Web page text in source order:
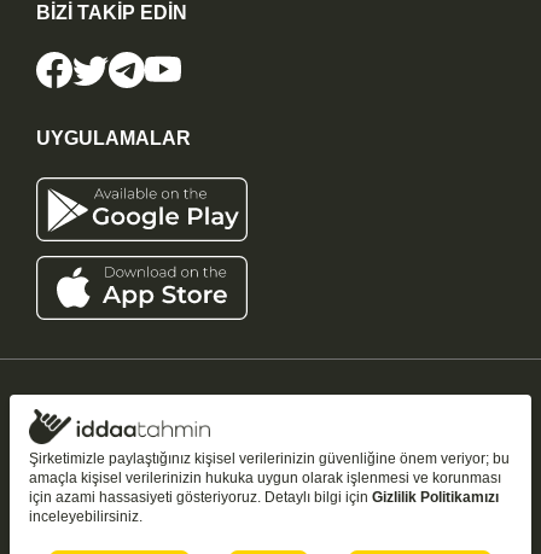
BİZİ TAKİP EDİN
UYGULAMALAR
iddaatahmin11.com
Tüm Hakları Saklıdır
18+ Bu sitedeki tahmin ve analizler yalnızca bilgilendirme amaçlıdır
kazanç garantisi vermez. Şans oyunları bağımlılık yapabilir — bilinçli ve
Şirketimizle paylaştığınız kişisel verilerinizin güvenliğine önem veriyor; bu
amaçla kişisel verilerinizin hukuka uygun olarak işlenmesi ve korunması
için azami hassasiyeti gösteriyoruz. Detaylı bilgi için Gizlilik Politikamızı
inceleyebilirsiniz.